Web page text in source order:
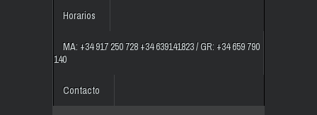
Horarios
MA: +34 917 250 728 +34 639141823 / GR: +34 659 790
140
Contacto